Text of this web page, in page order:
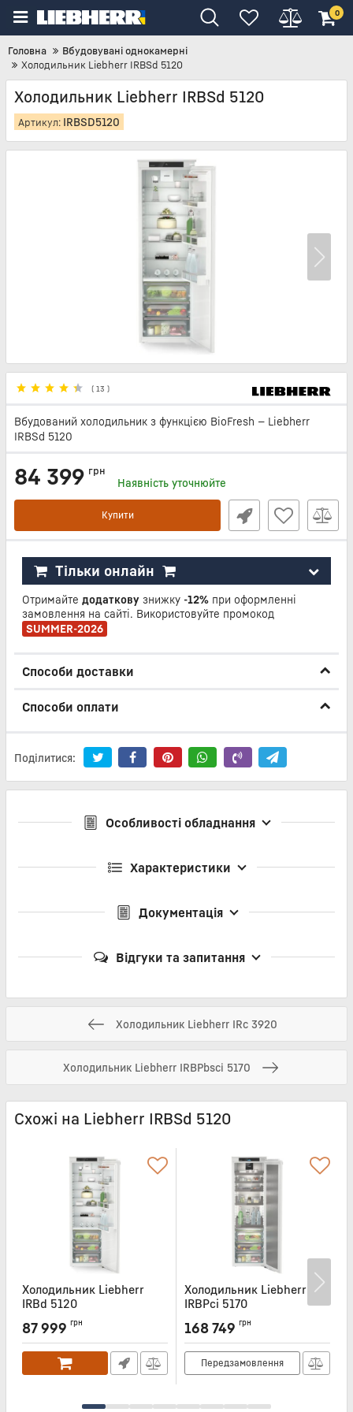
0
Головна
Вбудовувані однокамерні
Холодильник Liebherr IRBSd 5120
Холодильник Liebherr IRBSd 5120
Артикул: IRBSD5120
( 13 )
Вбудований холодильник з функцією BioFresh — Liebherr
IRBSd 5120
84 399 грн
Наявність уточнюйте
Купити
Тільки онлайн
Отримайте додаткову знижку -12% при оформленні
замовлення на сайті. Використовуйте промокод
SUMMER-2026
Способи доставки
Способи оплати
Поділитися:
Особливості обладнання
Характеристики
Документація
Відгуки та запитання
Холодильник Liebherr IRc 3920
Холодильник Liebherr IRBPbsci 5170
Схожі на Liebherr IRBSd 5120
Холодильник Liebherr
IRBd 5120
IRBD5120
87 999 грн
Холодильник Liebherr
IRBPci 5170
IRBPCI5170
168 749 грн
Передзамовлення